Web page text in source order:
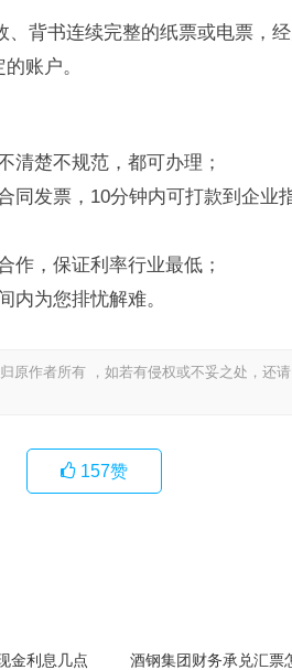
、背书连续完整的纸票或电票，
账户。
清楚不规范，都可办理；
同发票，10分钟内可打款到企业
作，保证利率行业最低；
内为您排忧解难。
原作者所有 ，如若有侵权或不妥之处，还
157赞
金利息几点
酒钢集团财务承兑汇票